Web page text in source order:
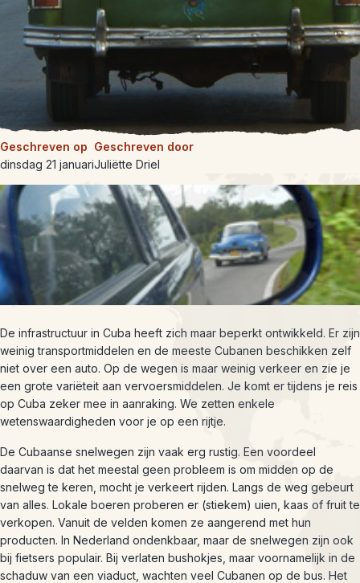
Geschreven op
dinsdag 21 januari
Geschreven door
Juliëtte Driel
De infrastructuur in Cuba heeft zich maar beperkt ontwikkeld. Er zijn
weinig transportmiddelen en de meeste Cubanen beschikken zelf
niet over een auto. Op de wegen is maar weinig verkeer en zie je
een grote variëteit aan vervoersmiddelen. Je komt er tijdens je reis
op Cuba zeker mee in aanraking. We zetten enkele
wetenswaardigheden voor je op een rijtje.
De Cubaanse snelwegen zijn vaak erg rustig. Een voordeel
daarvan is dat het meestal geen probleem is om midden op de
snelweg te keren, mocht je verkeert rijden. Langs de weg gebeurt
van alles. Lokale boeren proberen er (stiekem) uien, kaas of fruit te
verkopen. Vanuit de velden komen ze aangerend met hun
producten. In Nederland ondenkbaar, maar de snelwegen zijn ook
bij fietsers populair. Bij verlaten bushokjes, maar voornamelijk in de
schaduw van een viaduct, wachten veel Cubanen op de bus. Het